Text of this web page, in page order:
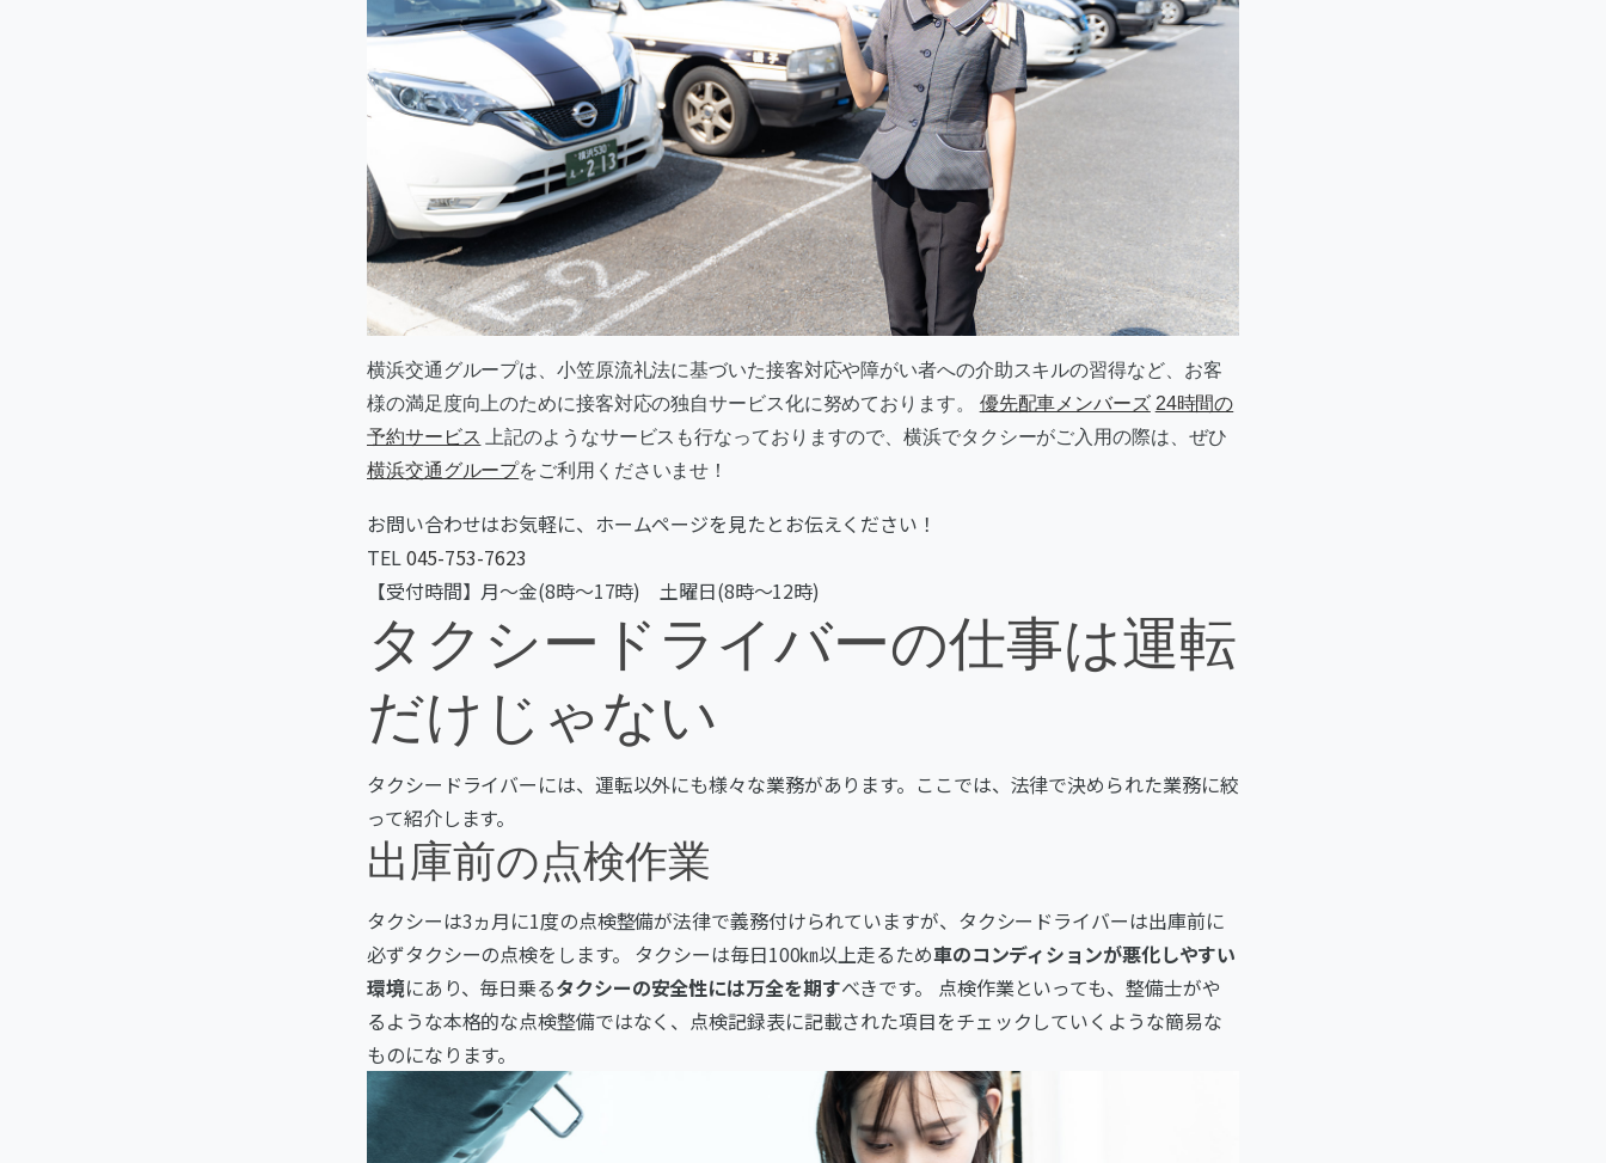
横浜交通グループは、小笠原流礼法に基づいた接客対応や障がい者への介助スキルの習得など、お客
様の満足度向上のために接客対応の独自サービス化に努めております。 優先配車メンバーズ 24時間の
予約サービス 上記のようなサービスも行なっておりますので、横浜でタクシーがご入用の際は、ぜひ
横浜交通グループをご利用くださいませ！
お問い合わせはお気軽に、ホームページを見たとお伝えください！
TEL 045-753-7623
【受付時間】月～金(8時～17時) 土曜日(8時～12時)
タクシードライバーの仕事は運転
だけじゃない
タクシードライバーには、運転以外にも様々な業務があります。ここでは、法律で決められた業務に絞
って紹介します。
出庫前の点検作業
タクシーは3ヵ月に1度の点検整備が法律で義務付けられていますが、タクシードライバーは出庫前に
必ずタクシーの点検をします。 タクシーは毎日100㎞以上走るため車のコンディションが悪化しやすい
環境にあり、毎日乗るタクシーの安全性には万全を期すべきです。 点検作業といっても、整備士がや
るような本格的な点検整備ではなく、点検記録表に記載された項目をチェックしていくような簡易な
ものになります。